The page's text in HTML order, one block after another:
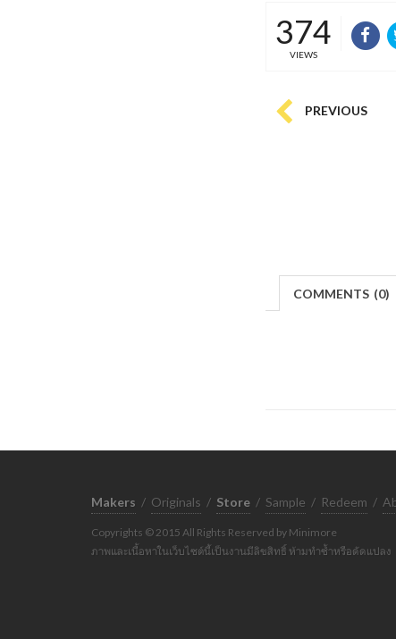
374
VIEWS
PREVIOUS
COMMENTS (0)
Makers / Originals / Store / Sample / Redeem /
Copyrights © 2015 All Rights Reserved by Minimore
ภาพและเนื้อหาในเว็บไซต์นี้เป็นงานมีลิขสิทธิ์ ห้ามทำซ้ำหรือดัดแปลง